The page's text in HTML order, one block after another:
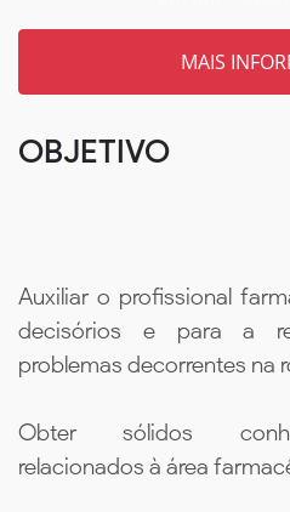
OBJETIVO
Auxiliar o profissional
decisórios e para a
problemas decorrentes na
Obter sólidos
relacionados à área